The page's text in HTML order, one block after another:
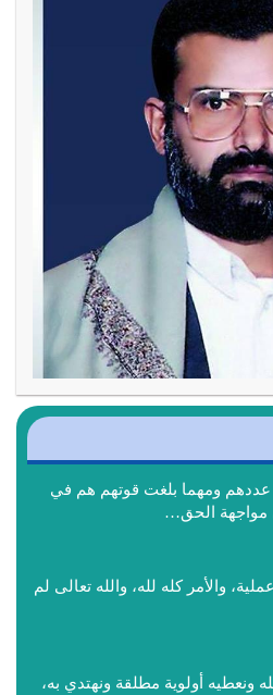
عددهم ومهما بلغت قوتهم هم في
الحق…
والأمر كله لله، والله تعالى لم
ونعطيه أولوية مطلقة ونهتدي به،